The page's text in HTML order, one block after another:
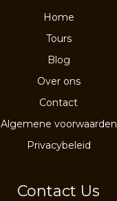
Home
Tours
Blog
Over ons
Contact
Algemene voorwaarden
Privacybeleid
Contact Us